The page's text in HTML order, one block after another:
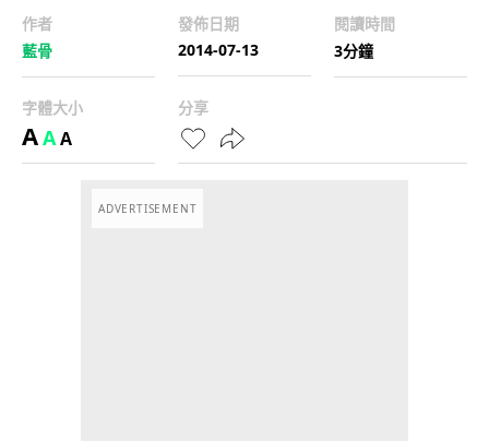
作者
藍骨
發佈日期
2014-07-13
閱讀時間
3分鐘
字體大小
AAA
分享
ADVERTISEMENT